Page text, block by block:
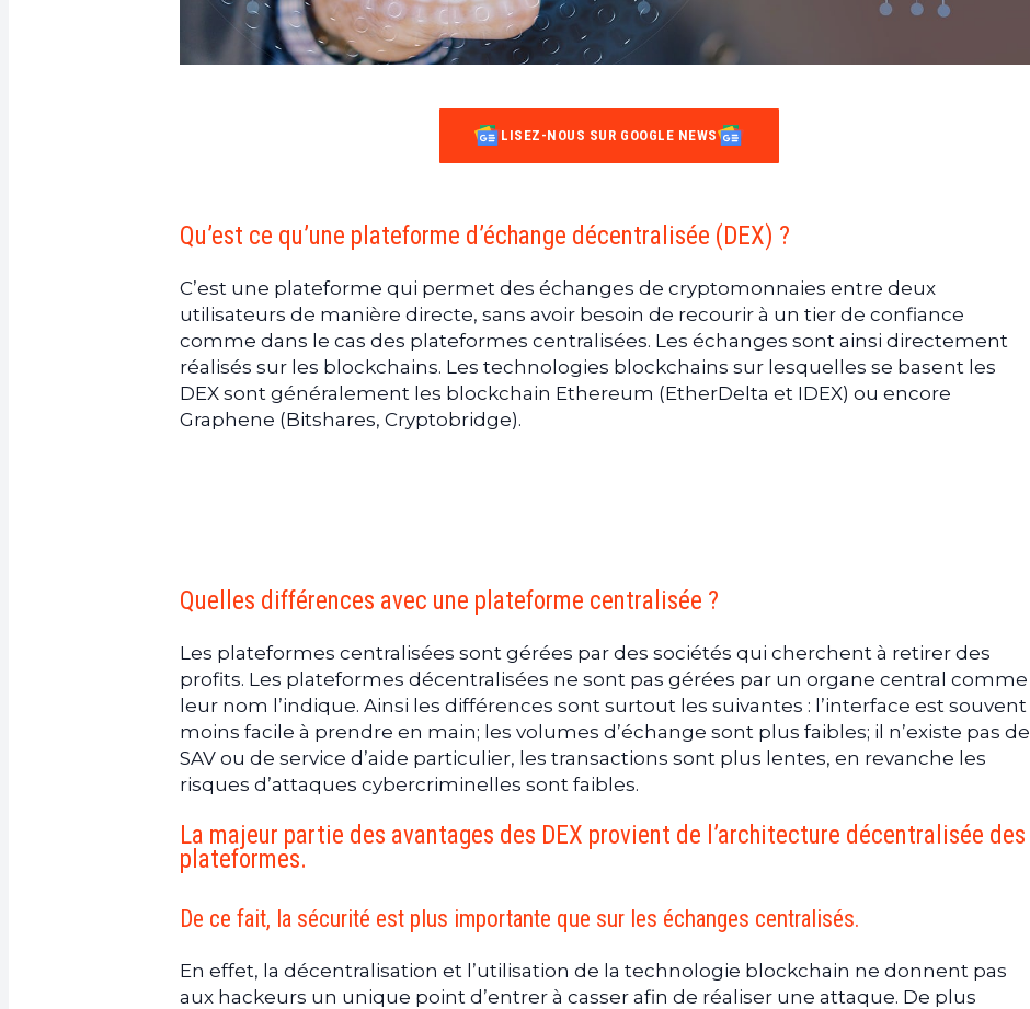
LISEZ-NOUS SUR GOOGLE NEWS
Qu’est ce qu’une plateforme d’échange décentralisée (DEX) ?
C’est une plateforme qui permet des échanges de cryptomonnaies entre deux
utilisateurs de manière directe, sans avoir besoin de recourir à un tier de confiance
comme dans le cas des plateformes centralisées. Les échanges sont ainsi directement
réalisés sur les blockchains. Les technologies blockchains sur lesquelles se basent les
DEX sont généralement les blockchain Ethereum (EtherDelta et IDEX) ou encore
Graphene (Bitshares, Cryptobridge).
Quelles différences avec une plateforme centralisée ?
Les plateformes centralisées sont gérées par des sociétés qui cherchent à retirer des
profits. Les plateformes décentralisées ne sont pas gérées par un organe central comme
leur nom l’indique. Ainsi les différences sont surtout les suivantes : l’interface est souvent
moins facile à prendre en main; les volumes d’échange sont plus faibles; il n’existe pas de
SAV ou de service d’aide particulier, les transactions sont plus lentes, en revanche les
risques d’attaques cybercriminelles sont faibles.
La majeur partie des avantages des DEX provient de l’architecture décentralisée des
plateformes.
De ce fait, la sécurité est plus importante que sur les échanges centralisés.
En effet, la décentralisation et l’utilisation de la technologie blockchain ne donnent pas
aux hackeurs un unique point d’entrer à casser afin de réaliser une attaque. De plus